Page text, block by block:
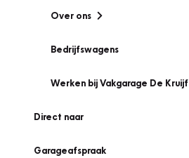
Over ons
Bedrijfswagens
Werken bij Vakgarage De Kruijf
Direct naar
Garageafspraak